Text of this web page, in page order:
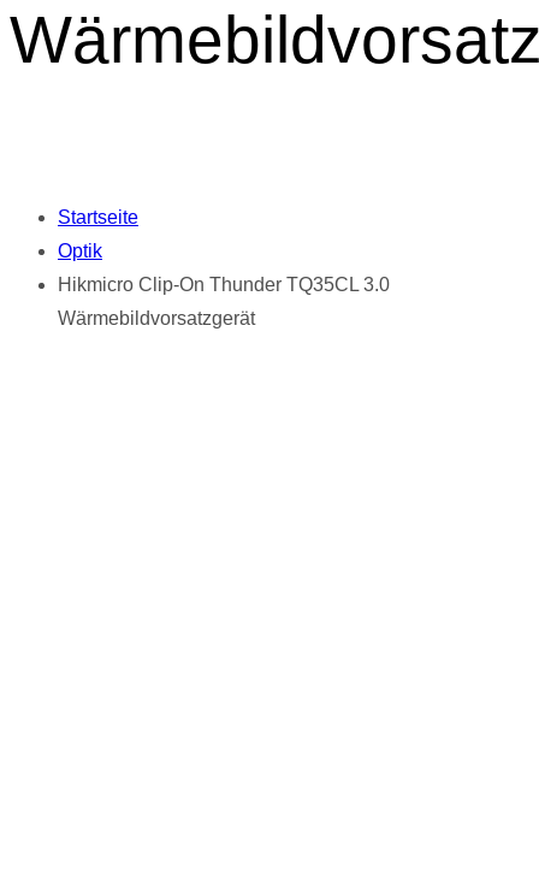
Startseite
Optik
Hikmicro Clip-On Thunder TQ35CL 3.0
Wärmebildvorsatzgerät